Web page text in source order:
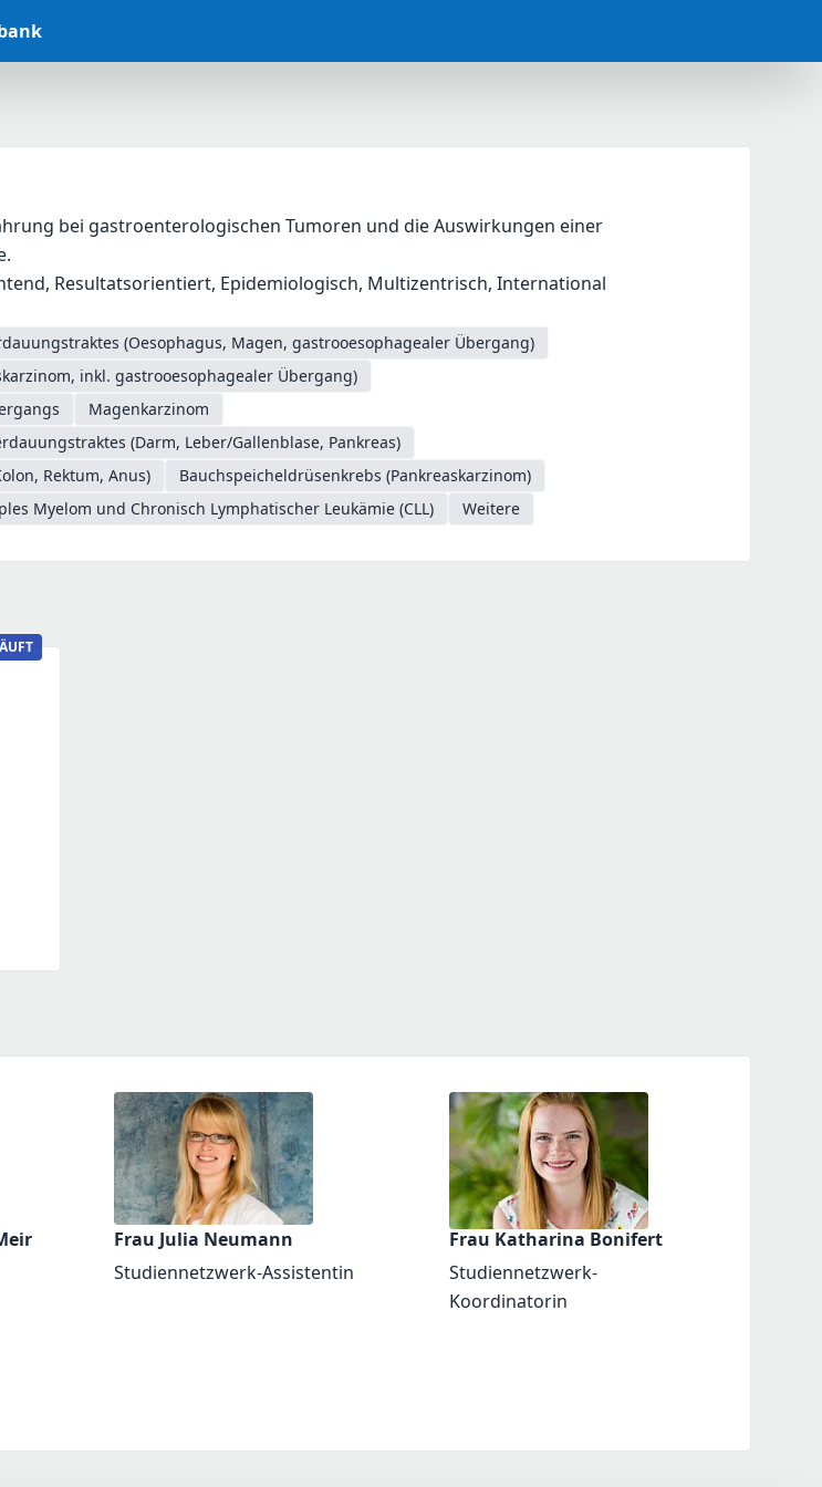
bei gastroenterologischen Tumoren und die Auswirkungen einer
Resultatsorientiert, Epidemiologisch, Multizentrisch, International
(Oesophagus, Magen, gastrooesophagealer Übergang)
inkl. gastrooesophagealer Übergang)
Magenkarzinom
(Darm, Leber/Gallenblase, Pankreas)
Rektum, Anus)
Bauchspeicheldrüsenkrebs (Pankreaskarzinom)
Myelom und Chronisch Lymphatischer Leukämie (CLL)
Weitere
Frau Julia Neumann
Studiennetzwerk-Assistentin
Frau Katharina Bonifert
Studiennetzwerk-
Koordinatorin